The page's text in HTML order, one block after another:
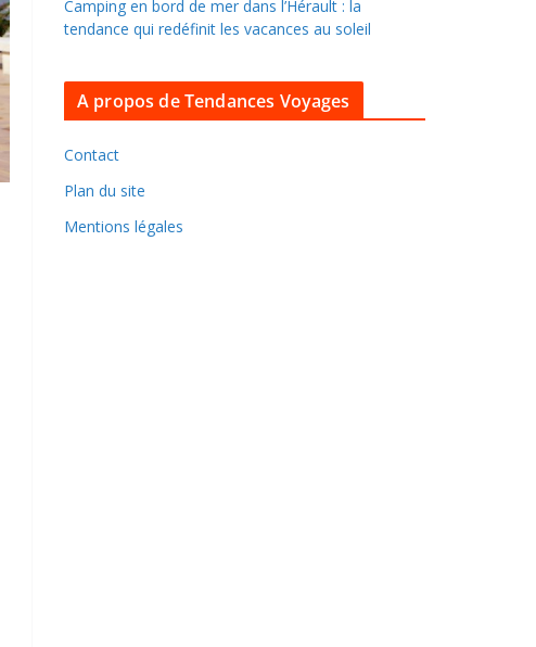
c
i
s
Camping en bord de mer dans l’Hérault : la
tendance qui redéfinit les vacances au soleil
A propos de Tendances Voyages
Contact
Plan du site
Mentions légales